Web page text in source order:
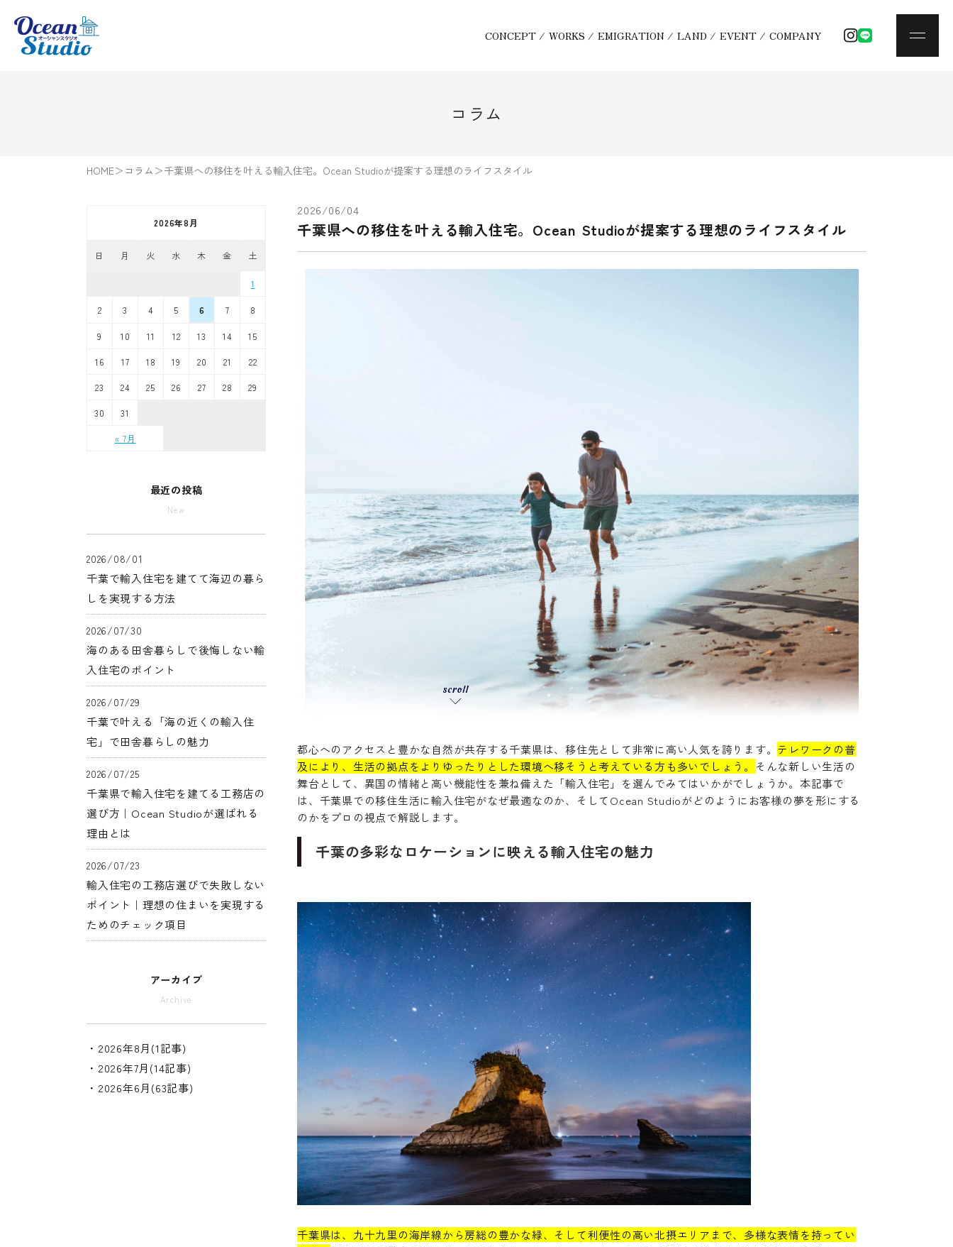
CONCEPT / WORKS / EMIGRATION / LAND / EVENT / COMPANY
コラム
HOME＞ コラム ＞千葉県への移住を叶える輸入住宅。Ocean Studioが提案する理想のライフスタイル
2026/06/04
千葉県への移住を叶える輸入住宅。Ocean Studioが提案する理想のライフスタイル
都心へのアクセスと豊かな自然が共存する千葉県は、移住先として非常に高い人気を誇ります。 テレワークの普
及により、生活の拠点をよりゆったりとした環境へ移そうと考えている方も多いでしょう。
そんな新しい生活の
舞台として、異国の情緒と高い機能性を兼ね備えた「輸入住宅」を選んでみてはいかがでしょうか。本記事で
は、千葉県での移住生活に輸入住宅がなぜ最適なのか、そしてOcean Studioがどのようにお客様の夢を形にする
のかをプロの視点で解説します。
千葉の多彩なロケーションに映える輸入住宅の魅力
千葉県は、九十九里の海岸線から房総の豊かな緑、そして利便性の高い北摂エリアまで、多様な表情を持ってい
2026年8月
日 月 火 水 木 金 土
« 7月
1
2 3 4 5 6 7 8
9 10 11 12 13 14 15
16 17 18 19 20 21 22
23 24 25 26 27 28 29
30 31
最近の投稿
New
2026/08/01
千葉で輸入住宅を建てて海辺の暮ら
しを実現する方法
2026/07/30
海のある田舎暮らしで後悔しない輸
入住宅のポイント
2026/07/29
千葉で叶える「海の近くの輸入住
宅」で田舎暮らしの魅力
2026/07/25
千葉県で輸入住宅を建てる工務店の
選び方｜Ocean Studioが選ばれる
理由とは
2026/07/23
輸入住宅の工務店選びで失敗しない
ポイント｜理想の住まいを実現する
ためのチェック項目
アーカイブ
Archive
・2026年8月(1記事)
・2026年7月(14記事)
・2026年6月(63記事)